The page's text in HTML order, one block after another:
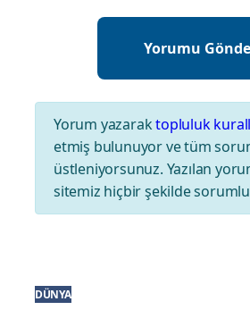
Yorum yazaraktopluluk
etmiş bulunuyor ve tüm
üstleniyorsunuz. Yazılan
sitemiz hiçbir şekilde
DÜNYA